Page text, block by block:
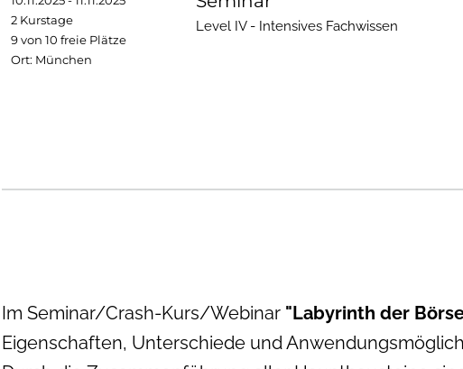
2 Kurstage
9 von 10 freie Plätze
Ort: München
Level IV - Intensives Fachwissen
Im Seminar/Crash-Kurs/Webinar "Labyrinth der
Eigenschaften, Unterschiede und